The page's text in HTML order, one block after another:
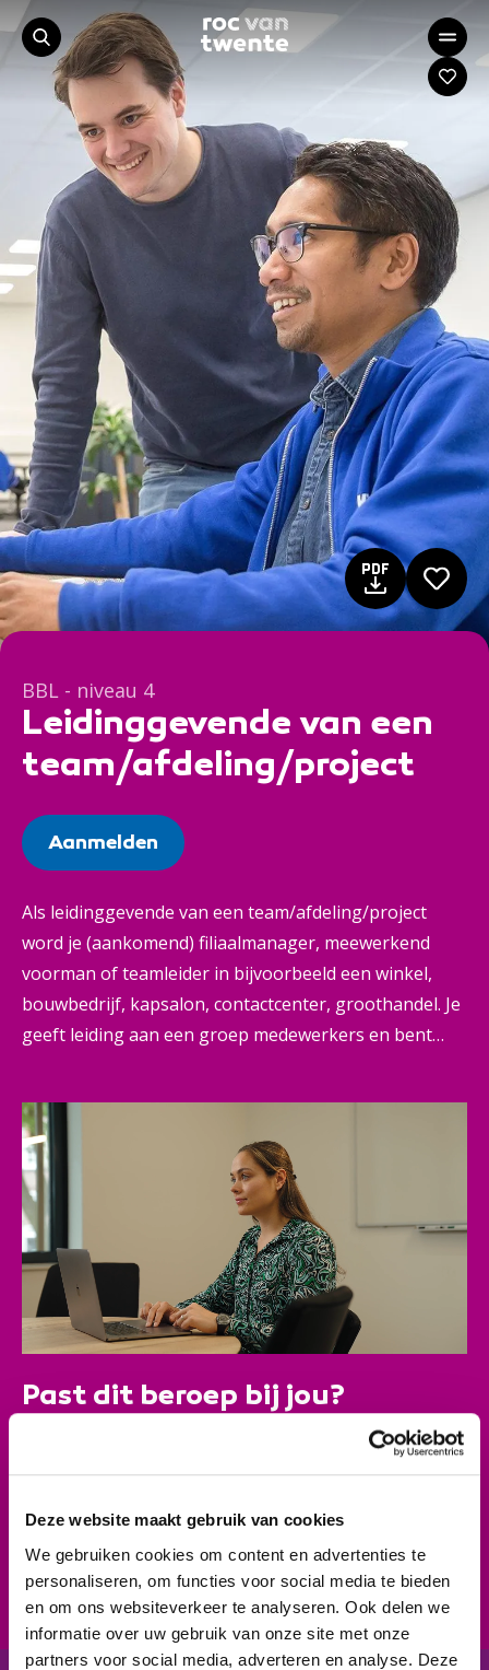
Deze website maakt gebruik van cookies
We gebruiken cookies om content en advertenties te
personaliseren, om functies voor social media te bieden
en om ons websiteverkeer te analyseren. Ook delen we
informatie over uw gebruik van onze site met onze
partners voor social media, adverteren en analyse. Deze
BBL - niveau 4
Leidinggevende van een
team/afdeling/project
Aanmelden
Als leidinggevende van een team/afdeling/project
word je (aankomend) filiaalmanager, meewerkend
voorman of teamleider in bijvoorbeeld een winkel,
bouwbedrijf, kapsalon, contactcenter, groothandel. Je
geeft leiding aan een groep medewerkers en bent
wie je aanneemt en wie welk werk doet. Je lost
noodgevallen snel op, soms met hulp van een andere
afdeling of leidinggevende. Je voert individuele
gesprekken waarbij je je medewerkers feedback
geeft, coacht en motiveert. Ook voer je
functioneringsgesprekken. Je houdt het welzijn van je
mensen goed in de gaten en hebt ook voor duurzame
inzetbaarheid en vitaliteit. Je bent een echte leider.
Past dit beroep bij jou?
Je kunt goed met mensen omgaan: met klanten,
collega's en opdrachtgevers. Je werkt flexibel,
verantwoordelijkheidsgevoel. Je geeft leiding aan een
groep medewerkers en bent verantwoordelijk voor de
dagelijkse aansturing, werkplanning en
teamresultaten. Je geeft advies over wie je aanneemt
en wie welk werk doet. Je lost noodgevallen snel op,